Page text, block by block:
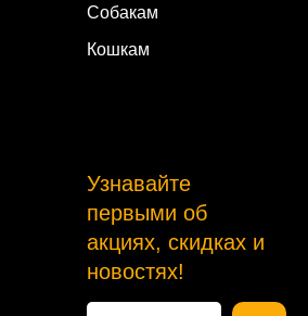
Собакам
Кошкам
Узнавайте
первыми об
акциях, скидках и
новостях!